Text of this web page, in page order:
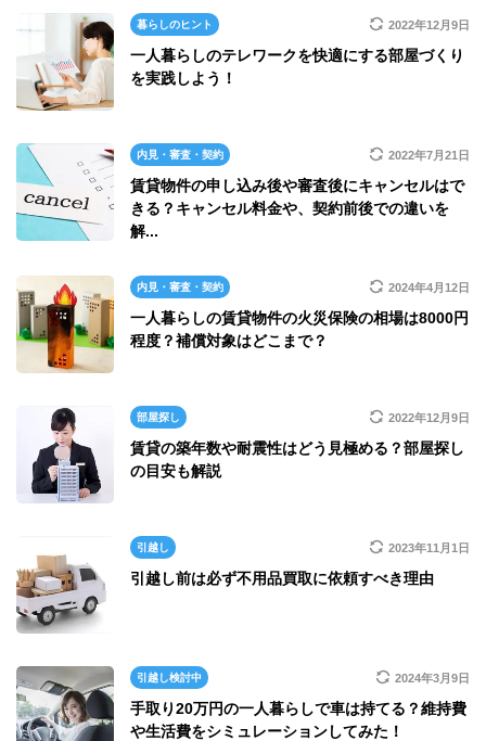
暮らしのヒント 2022年12月9日
一人暮らしのテレワークを快適にする部屋づくり
を実践しよう！
内見・審査・契約 2022年7月21日
賃貸物件の申し込み後や審査後にキャンセルはで
きる？キャンセル料金や、契約前後での違いを
解...
内見・審査・契約 2024年4月12日
一人暮らしの賃貸物件の火災保険の相場は8000円
程度？補償対象はどこまで？
部屋探し 2022年12月9日
賃貸の築年数や耐震性はどう見極める？部屋探し
の目安も解説
引越し 2023年11月1日
引越し前は必ず不用品買取に依頼すべき理由
引越し検討中 2024年3月9日
手取り20万円の一人暮らしで車は持てる？維持費
や生活費をシミュレーションしてみた！